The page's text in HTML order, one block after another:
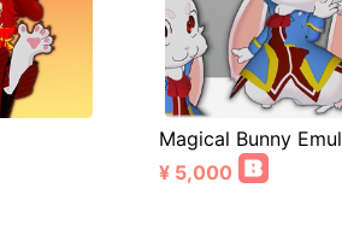
Magical Bunny Emul
¥ 5,000